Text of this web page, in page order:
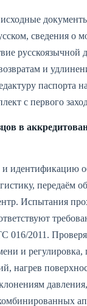
сведения о
русскоязычной
и
паспорта
с первого
в
идентификацию
передаём
Испытания
016/2011.
и регулировка,
нагрев